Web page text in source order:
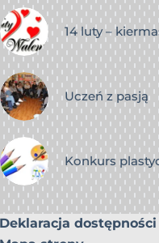
14 luty –
Uczeń z pasją
Konkurs
Deklaracja dostępności